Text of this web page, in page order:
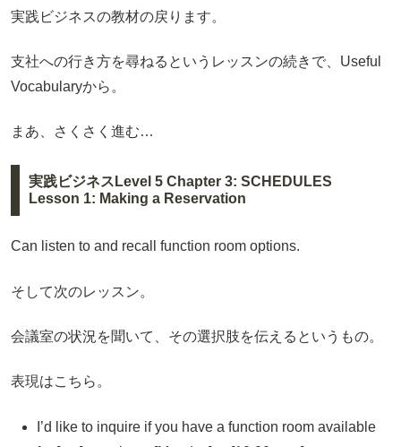
実践ビジネスの教材の戻ります。
支社への行き方を尋ねるというレッスンの続きで、Useful
Vocabularyから。
まあ、さくさく進む…
実践ビジネスLevel 5 Chapter 3: SCHEDULES
Lesson 1: Making a Reservation
Can listen to and recall function room options.
そして次のレッスン。
会議室の状況を聞いて、その選択肢を伝えるというもの。
表現はこちら。
I’d like to inquire if you have a function room available